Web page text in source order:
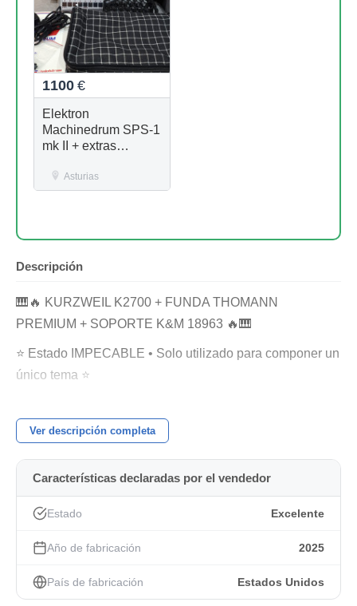
1100 €
Elektron
Machinedrum SPS-1
mk II + extras
soporte...)
Asturias
Descripción
🎹🔥 KURZWEIL K2700 + FUNDA THOMANN
PREMIUM + SOPORTE K&M 18963 🔥🎹
⭐️ Estado IMPECABLE • Solo utilizado para componer un
único tema ⭐️
habrá más bajadas. Si te interesa, este es el momento
sepas que no estás comprando un teclado cualquiera.
Estás comprando una de las workstations profesionales
décadas ha sido referencia en estudios de grabación y
Mi unidad está prácticamente nueva.
Ver descripción completa
Características declaradas por el vendedor
Estado Excelente
Año de fabricación 2025
País de fabricación Estados Unidos